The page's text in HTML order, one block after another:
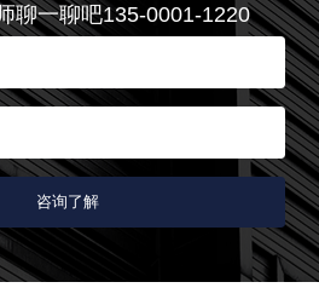
聊一聊吧135-0001-1220